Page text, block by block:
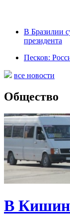
В Бразилии
президента
Песков:
все новости
Общество
В